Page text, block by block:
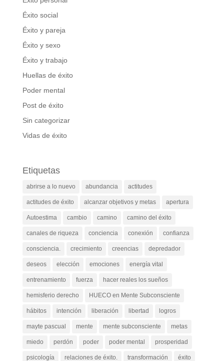
Éxito social
Éxito y pareja
Éxito y sexo
Éxito y trabajo
Huellas de éxito
Poder mental
Post de éxito
Sin categorizar
Vidas de éxito
Etiquetas
abrirse a lo nuevo abundancia actitudes
actitudes de éxito alcanzar objetivos y metas apertura
Autoestima cambio camino camino del éxito
canales de riqueza conciencia conexión confianza
consciencia. crecimiento creencias depredador
deseos elección emociones energía vital
entrenamiento fuerza hacer reales los sueños
hemisferio derecho HUECO en Mente Subconsciente
hábitos intención liberación libertad logros
mayte pascual mente mente subconsciente metas
miedo perdón poder poder mental prosperidad
psicología relaciones de éxito. transformación éxito